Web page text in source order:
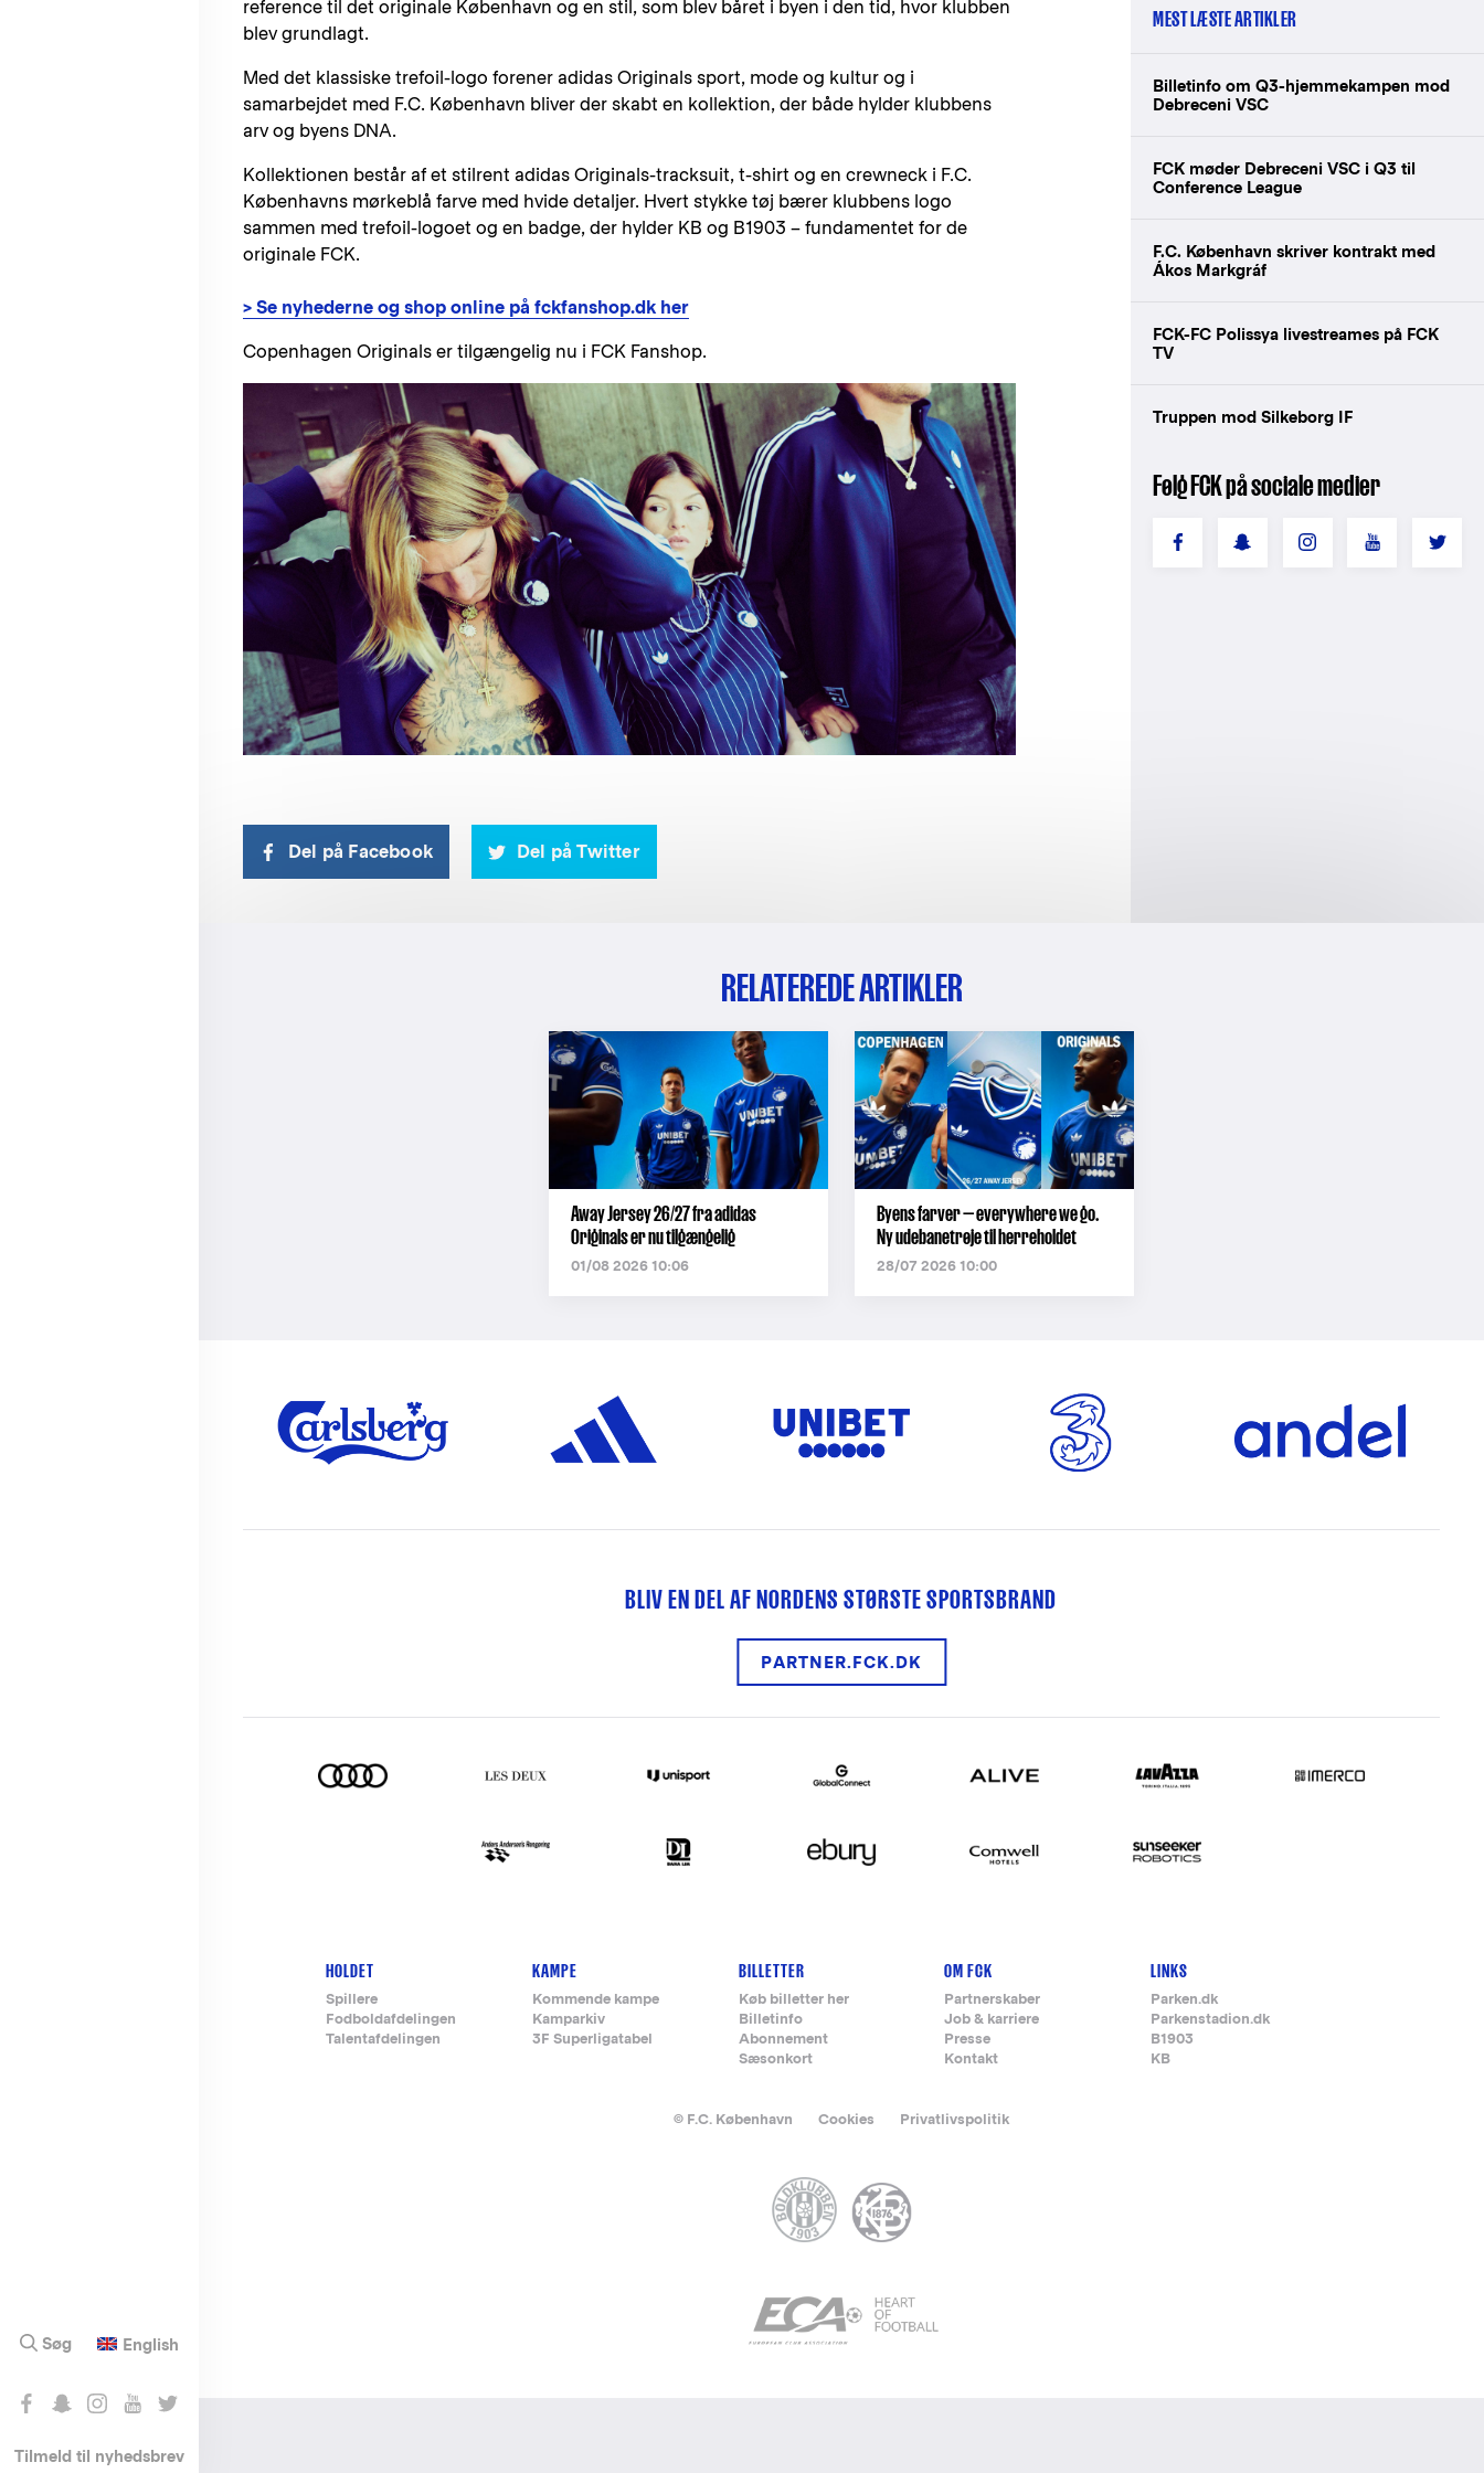
English
Tilmeld til nyhedsbrev
Søg
reference til det originale København og en stil, som blev båret i byen i den tid, hvor klubben
blev grundlagt.
Med det klassiske trefoil-logo forener adidas Originals sport, mode og kultur og i
samarbejdet med F.C. København bliver der skabt en kollektion, der både hylder klubbens
arv og byens DNA.
Kollektionen består af et stilrent adidas Originals-tracksuit, t-shirt og en crewneck i F.C.
Københavns mørkeblå farve med hvide detaljer. Hvert stykke tøj bærer klubbens logo
sammen med trefoil-logoet og en badge, der hylder KB og B1903 – fundamentet for de
originale FCK.
> Se nyhederne og shop online på fckfanshop.dk her
Copenhagen Originals er tilgængelig nu i FCK Fanshop.
Del på Facebook Del på Twitter
MEST LÆSTE ARTIKLER
Billetinfo om Q3-hjemmekampen mod
Debreceni VSC
FCK møder Debreceni VSC i Q3 til
Conference League
F.C. København skriver kontrakt med
Ákos Markgráf
FCK-FC Polissya livestreames på FCK
TV
Truppen mod Silkeborg IF
Følg FCK på sociale medier
RELATEREDE ARTIKLER
Away Jersey 26/27 fra adidas
Originals er nu tilgængelig
01/08 2026 10:06
Byens farver — everywhere we go.
Ny udebanetrøje til herreholdet
28/07 2026 10:00
BLIV EN DEL AF NORDENS STØRSTE SPORTSBRAND
PARTNER.FCK.DK
Footer-
menu
HOLDET
Spillere
Fodboldafdelingen
Talentafdelingen
KAMPE
Kommende kampe
Kamparkiv
3F Superligatabel
BILLETTER
Køb billetter her
Billetinfo
Abonnement
Sæsonkort
OM FCK
Partnerskaber
Job & karriere
Presse
Kontakt
LINKS
Parken.dk
Parkenstadion.dk
B1903
KB
© F.C. København Cookies Privatlivspolitik